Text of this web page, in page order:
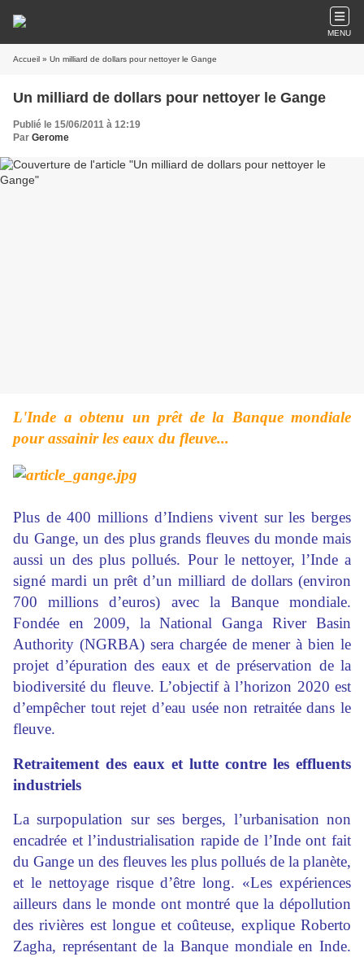
MENU
Accueil » Un milliard de dollars pour nettoyer le Gange
Un milliard de dollars pour nettoyer le Gange
Publié le 15/06/2011 à 12:19
Par Gerome
L'Inde a obtenu un prêt de la Banque mondiale
pour assainir les eaux du fleuve...
Plus de 400 millions d’Indiens vivent sur les berges
du Gange, un des plus grands fleuves du monde mais
aussi un des plus pollués. Pour le nettoyer, l’Inde a
signé mardi un prêt d’un milliard de dollars (environ
700 millions d’euros) avec la Banque mondiale.
Fondée en 2009, la National Ganga River Basin
Authority (NGRBA) sera chargée de mener à bien le
projet d’épuration des eaux et de préservation de la
biodiversité du fleuve. L’objectif à l’horizon 2020 est
d’empêcher tout rejet d’eau usée non retraitée dans le
fleuve.
Retraitement des eaux et lutte contre les effluents
industriels
La surpopulation sur ses berges, l’urbanisation non
encadrée et l’industrialisation rapide de l’Inde ont fait
du Gange un des fleuves les plus pollués de la planète,
et le nettoyage risque d’être long. «Les expériences
ailleurs dans le monde ont montré que la dépollution
des rivières est longue et coûteuse, explique Roberto
Zagha, représentant de la Banque mondiale en Inde.